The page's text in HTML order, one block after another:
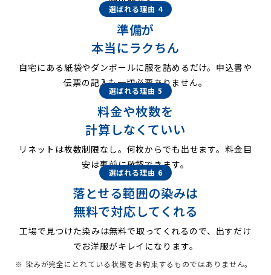
選ばれる理由 4
準備が
本当にラクちん
自宅にある紙袋やダンボールに服を詰めるだけ。申込書や
伝票の記入も一切必要ありません。
選ばれる理由 5
料金や枚数を
計算しなくていい
リネットは枚数制限なし。何枚からでも出せます。料金目
安は事前に確認できます。
選ばれる理由 6
落とせる範囲の染みは
無料で対応してくれる
工場で見つけた染みは無料で取ってくれるので、出すだけ
でお洋服がキレイになります。
※ 染みが完全にとれている状態をお約束するものではありません。